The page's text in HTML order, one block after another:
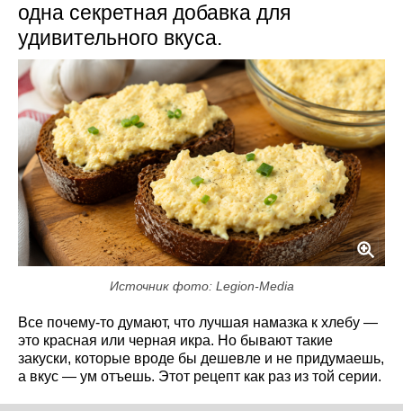
одна секретная добавка для
удивительного вкуса.
Источник фото: Legion-Media
Все почему-то думают, что лучшая намазка к хлебу —
это красная или черная икра. Но бывают такие
закуски, которые вроде бы дешевле и не придумаешь,
а вкус — ум отъешь. Этот рецепт как раз из той серии.